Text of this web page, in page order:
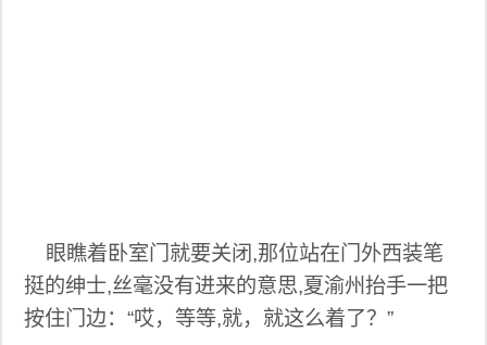
眼瞧着卧室门就要关闭,那位站在门外西装笔
挺的绅士,丝毫没有进来的意思,夏渝州抬手一把
按住门边：“哎，等等,就，就这么着了？”